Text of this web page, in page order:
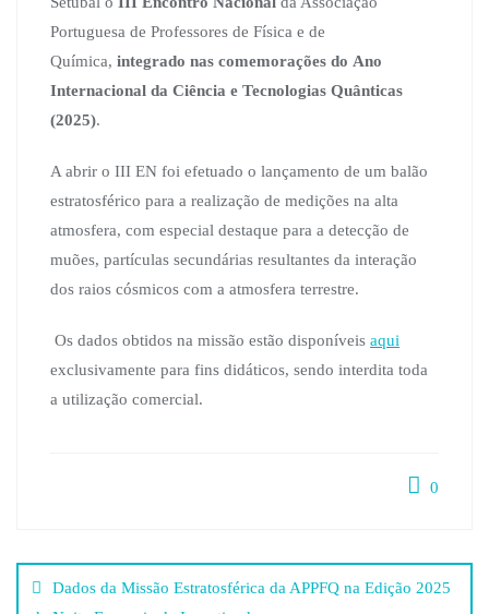
Portuguesa de Professores de Física e de
Química, integrado nas comemorações do Ano
Internacional da Ciência e Tecnologias Quânticas
(2025).
A abrir o III EN foi efetuado o lançamento de um balão
estratosférico para a realização de medições na alta
atmosfera, com especial destaque para a detecção de
muões, partículas secundárias resultantes da interação
dos raios cósmicos com a atmosfera terrestre.
Os dados obtidos na missão estão disponíveis aqui
exclusivamente para fins didáticos, sendo interdita toda
a utilização comercial.
0
Post
Dados da Missão Estratosférica da APPFQ na Edição 2025